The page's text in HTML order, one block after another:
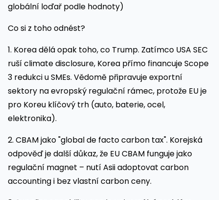
globální loďař podle hodnoty)
Co si z toho odnést?
1. Korea dělá opak toho, co Trump. Zatímco USA SEC
ruší climate disclosure, Korea přímo financuje Scope
3 redukci u SMEs. Vědomě připravuje exportní
sektory na evropský regulační rámec, protože EU je
pro Koreu klíčový trh (auto, baterie, ocel,
elektronika).
2. CBAM jako "global de facto carbon tax". Korejská
odpověď je další důkaz, že EU CBAM funguje jako
regulační magnet – nutí Asii adoptovat carbon
accounting i bez vlastní carbon ceny.